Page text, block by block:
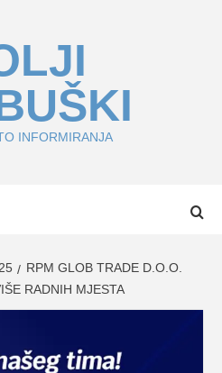
INFORMIRANJA
25
RPM GLOB TRADE D.O.O.
RADNIH MJESTA